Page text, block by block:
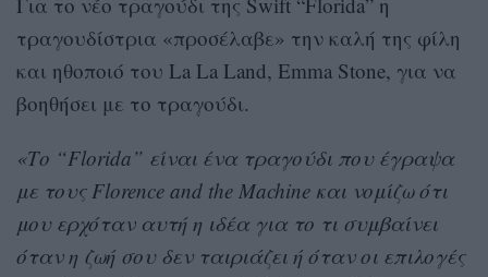
τραγουδίστρια «προσέλαβε» την καλή της φίλη
και ηθοποιό του La La Land, Emma Stone, για να
βοηθήσει με το τραγούδι.
«Το “Florida” είναι ένα τραγούδι που έγραψα
με τους Florence and the Machine και νομίζω ότι
μου ερχόταν αυτή η ιδέα για το τι συμβαίνει
όταν η ζωή σου δεν ταιριάζει ή όταν οι επιλογές